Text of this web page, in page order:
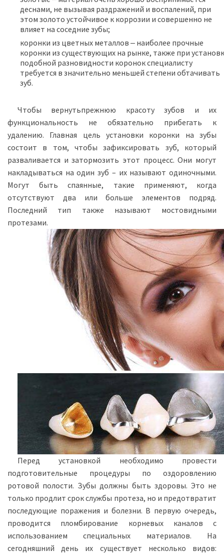
деснами, не вызывая раздражений и воспалений, при
этом золото устойчивое к коррозии и совершенно не
влияет на соседние зубы;
коронки из цветных металлов ‒ наиболее прочные
коронки из существующих на рынке, также при
подобной разновидности коронок специалисту
требуется в значительно меньшей степени обтачивать
зуб.
Чтобы вернутьпрежнюю красоту зубов и их
функциональность не обязательно прибегать к
удалению. Главная цель установки коронки на зубы
состоит в том, чтобы зафиксировать зуб, который
разваливается и затормозить этот процесс. Они могут
накладываться на один зуб – их называют одиночными.
Могут быть спаянные, такие применяют, когда
отсутствуют два или больше элементов подряд.
Последний тип также называют мостовидными
протезами.
Перед установкой необходимо провести
подготовительные процедуры по оздоровлению
ротовой полости. Зубы должны быть здоровы. Это не
только продлит срок службы протеза, но и предотвратит
последующие поражения и болезни. В первую очередь,
проводится пломбирование корневых каналов с
использованием специальных материалов. На
сегодняшний день их существует несколько видов: